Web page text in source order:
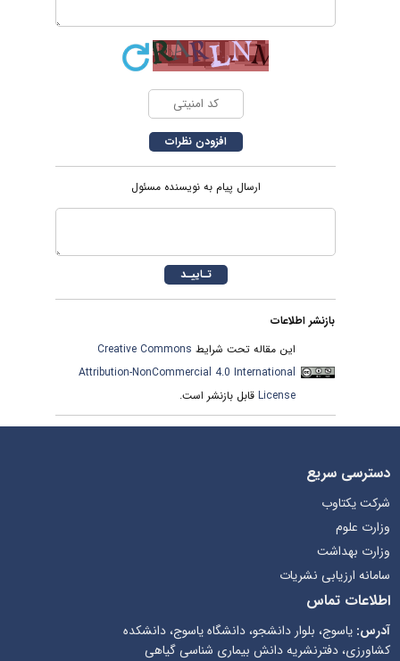
ارسال پیام به نویسنده مسئول
بازنشر اطلاعات
این مقاله تحت شرایطCreative Commons
Attribution-NonCommercial 4.0 International
Licenseقابل بازنشر است.
دسترسی سریع
شرکت یکتاوب
وزارت علوم
وزارت بهداشت
سامانه ارزیابی نشریات
اطلاعات تماس
آدرس:یاسوج، بلوار دانشجو، دانشگاه یاسوج، دانشکده
کشاورزی، دفترنشریه دانش بیماری شناسی گیاهی